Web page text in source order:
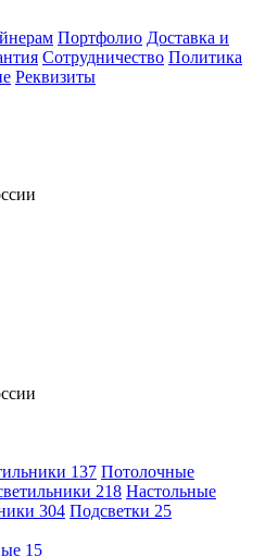
Портфолио Доставка и
Сотрудничество Политика
Реквизиты
137 Потолочные
218 Настольные
304 Подсветки 25
15